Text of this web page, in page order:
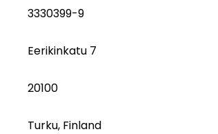
3330399-9
Eerikinkatu 7
20100
Turku, Finland